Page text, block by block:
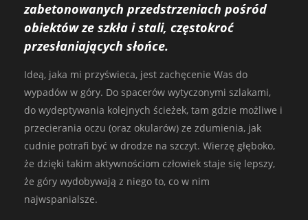
zabetonowanych przedstrzeniach pośród
obiektów ze szkła i stali, częstokroć
przesłaniających słońce.
Ideą, jaka mi przyświeca, jest zachęcenie Was do
wypadów w góry. Do spacerów wytyczonymi szlakami,
do wydeptywania kolejnych ścieżek, tam gdzie możliwe i
przecierania oczu (oraz okularów) ze zdumienia, jak
cudnie potrafi być w drodze na szczyt. Wierzę głęboko,
że dzięki takim aktywnościom człowiek staje się lepszy,
że góry wydobywają z niego to, co w nim
najwspanialsze.